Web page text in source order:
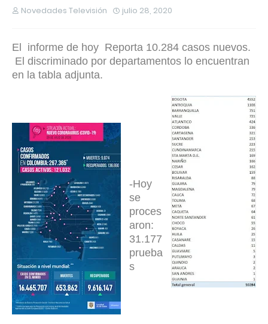
Novedades Televisión julio 28, 2020
El informe de hoy Reporta 10.284 casos nuevos.
El discriminado por departamentos lo encuentran
en la tabla adjunta.
-Hoy
se
proces
aron:
31.177
prueba
s